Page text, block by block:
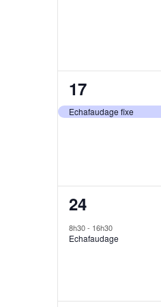
1
évènement,
17
Echafaudage fixe
1
évènement,
24
8h30- 16h30
Echafaudage